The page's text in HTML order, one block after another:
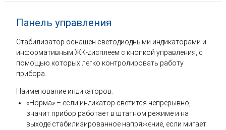
Панель управления
Стабилизатор оснащен светодиодными индикаторами и
информативным ЖК-дисплеем с кнопкой управления, с
помощью которых легко контролировать работу
прибора.
Наименование индикаторов:
«Норма» – если индикатор светится непрерывно,
значит прибор работает в штатном режиме и на
выходе стабилизированное напряжение, если мигает